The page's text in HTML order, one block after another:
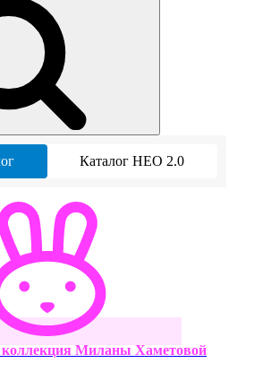
Каталог НЕО 2.0
коллекция Миланы Хаметовой